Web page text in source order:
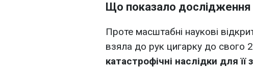
Що показало дослідження
Проте масштабні наукові
взяла до рук цигарку до свого
катастрофічні наслідки для її